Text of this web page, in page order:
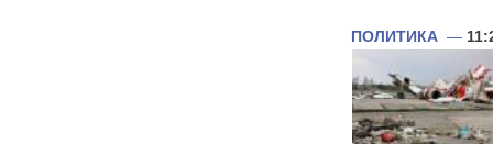
ПОЛИТИКА —